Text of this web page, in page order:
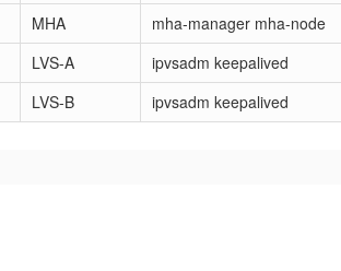
MHA mha-manager mha-node
LVS-A
ipvsadm keepalived
LVS-B ipvsadm keepalived